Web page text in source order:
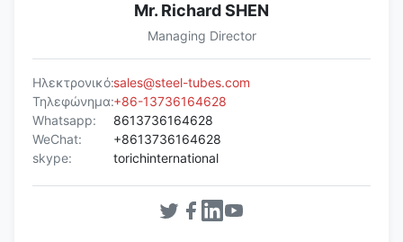
Mr. Richard SHEN
Managing Director
Ηλεκτρονικό:sales@steel-tubes.com
Τηλεφώνημα:+86-13736164628
Whatsapp:
8613736164628
WeChat:
+8613736164628
skype:
torichinternational